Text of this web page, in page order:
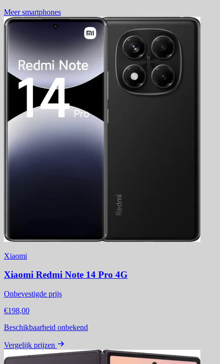
Meer smartphones
Xiaomi
Xiaomi Redmi Note 14 Pro 4G
Onbevestigde prijs
€198,00
Beschikbaarheid onbekend
Vergelijk prijzen